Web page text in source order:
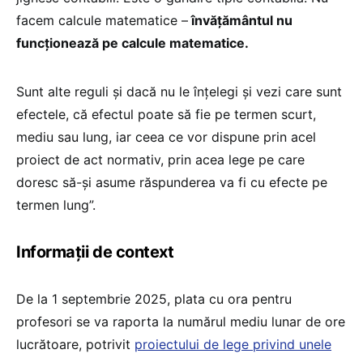
facem calcule matematice –învățământul nu
funcționează pe calcule matematice.
Sunt alte reguli și dacă nu le înțelegi și vezi care sunt
efectele, că efectul poate să fie pe termen scurt,
mediu sau lung, iar ceea ce vor dispune prin acel
proiect de act normativ, prin acea lege pe care
doresc să-și asume răspunderea va fi cu efecte pe
termen lung”.
Informații de context
De la 1 septembrie 2025, plata cu ora pentru
profesori se va raporta la numărul mediu lunar de ore
lucrătoare, potrivit proiectului de lege privind unele